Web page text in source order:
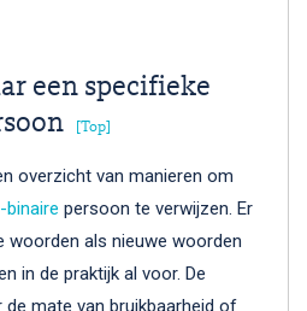
een specifieke
[Top]
overzicht van manieren om
binaire persoon te verwijzen. Er
woorden als nieuwe woorden
in de praktijk al voor. De
mate van bruikbaarheid of